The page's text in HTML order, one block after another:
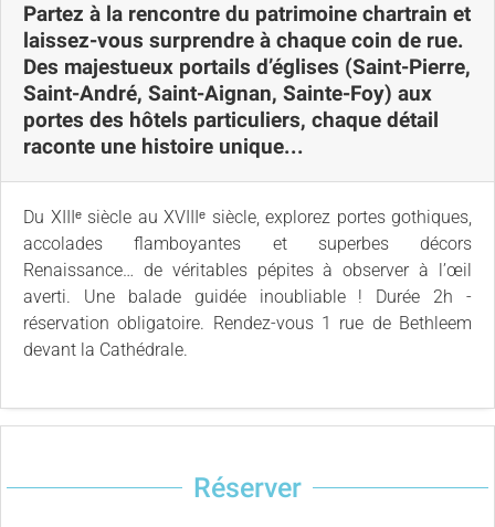
Partez à la rencontre du patrimoine chartrain et
laissez-vous surprendre à chaque coin de rue.
Des majestueux portails d’églises (Saint-Pierre,
Saint-André, Saint-Aignan, Sainte-Foy) aux
portes des hôtels particuliers, chaque détail
raconte une histoire unique...
Du XIIIᵉ siècle au XVIIIᵉ siècle, explorez portes gothiques,
accolades flamboyantes et superbes décors
Renaissance… de véritables pépites à observer à l’œil
averti. Une balade guidée inoubliable ! Durée 2h -
réservation obligatoire. Rendez-vous 1 rue de Bethleem
devant la Cathédrale.
Réserver